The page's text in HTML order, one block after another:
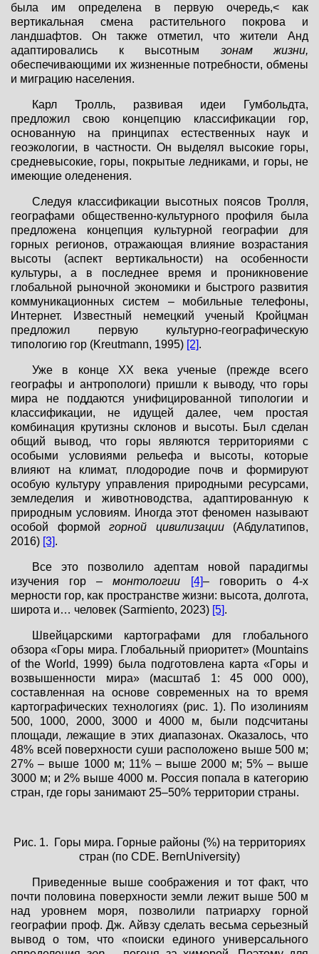
была им определена в первую очередь,< как
вертикальная смена растительного покрова и
ландшафтов. Он также отметил, что жители Анд
адаптировались к высотным зонам жизни,
обеспечивающими их жизненные потребности, обмены
и миграцию населения.
Карл Тролль, развивая идеи Гумбольдта,
предложил свою концепцию классификации гор,
основанную на принципах естественных наук и
геоэкологии, в частности. Он выделял высокие горы,
средневысокие, горы, покрытые ледниками, и горы, не
имеющие оледенения.
Следуя классификации высотных поясов Тролля,
географами общественно-культурного профиля была
предложена концепция культурной географии для
горных регионов, отражающая влияние возрастания
высоты (аспект вертикальности) на особенности
культуры, а в последнее время и проникновение
глобальной рыночной экономики и быстрого развития
коммуникационных систем – мобильные телефоны,
Интернет. Известный немецкий ученый Кройцман
предложил первую культурно-географическую
типологию гор (Kreutmann, 1995) [2].
Уже в конце ХХ века ученые (прежде всего
географы и антропологи) пришли к выводу, что горы
мира не поддаются унифицированной типологии и
классификации, не идущей далее, чем простая
комбинация крутизны склонов и высоты. Был сделан
общий вывод, что горы являются территориями с
особыми условиями рельефа и высоты, которые
влияют на климат, плодородие почв и формируют
особую культуру управления природными ресурсами,
земледелия и животноводства, адаптированную к
природным условиям. Иногда этот феномен называют
особой формой горной цивилизации(Абдулатипов,
2016) [3].
Все это позволило адептам новой парадигмы
изучения гор –монтологии [4]– говорить о 4-х
мерности гор, как пространстве жизни: высота, долгота,
широта и… человек (Sarmiento, 2023) [5].
Швейцарскими картографами для глобального
обзора «Горы мира. Глобальный приоритет» (Мountains
of the World, 1999) была подготовлена карта «Горы и
возвышенности мира» (масштаб 1: 45 000 000),
составленная на основе современных на то время
картографических технологиях (рис. 1). По изолиниям
500, 1000, 2000, 3000 и 4000 м, были подсчитаны
площади, лежащие в этих диапазонах. Оказалось, что
48% всей поверхности суши расположено выше 500 м;
27% – выше 1000 м; 11% – выше 2000 м; 5% – выше
3000 м; и 2% выше 4000 м. Россия попала в категорию
стран, где горы занимают 25–50% территории страны.
Рис. 1. Горы мира. Горные районы (%) на территориях
стран (по CDE. BernUniversity)
Приведенные выше соображения и тот факт, что
почти половина поверхности земли лежит выше 500 м
над уровнем моря, позволили патриарху горной
географии проф. Дж. Айвзу сделать весьма серьезный
вывод о том, что «поиски единого универсального